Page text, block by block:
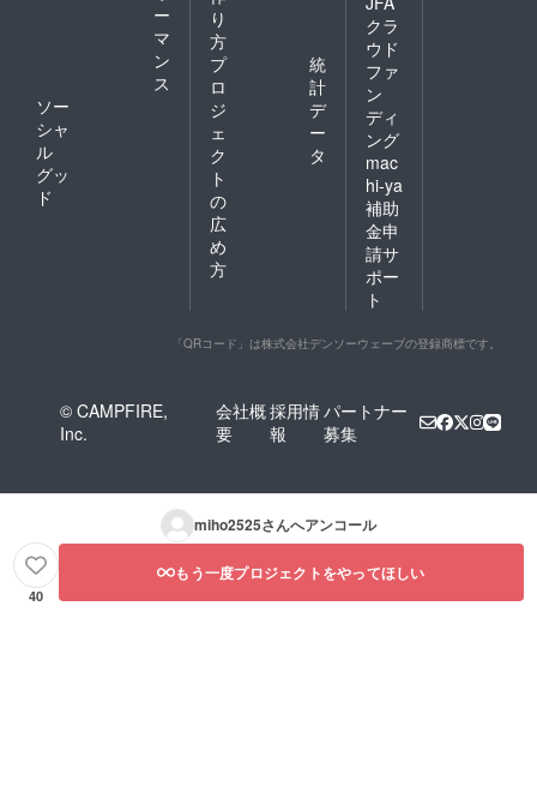
ー
マ
ン
ス
ソー
シャ
ル
グッ
ド
り
方
プ
ロ
ジ
ェ
ク
ト
の
広
め
方
統
計
デ
ー
タ
クラ
ウド
ファ
ン
ディ
ング
mac
hi-ya
補助
金申
請サ
ポー
ト
「QRコード」は株式会社デンソーウェーブの登録商標です。
© CAMPFIRE,
Inc.
会社概
要
採用情
報
パートナー
募集
miho2525さんへアンコール
40
もう一度プロジェクトをやってほしい